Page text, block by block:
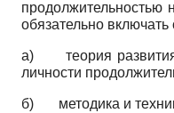
продолжительностью
обязательно
а) теория развития
личности
б) методика и